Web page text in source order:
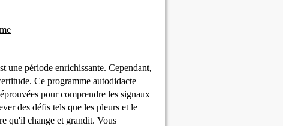
une période enrichissante. Cependant,
Ce programme autodidacte
pour comprendre les signaux
des défis tels que les pleurs et le
qu'il change et grandit. Vous